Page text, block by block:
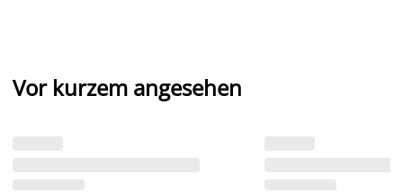
Vor kurzem angesehen